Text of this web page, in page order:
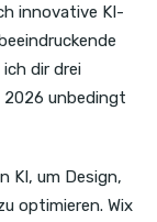
innovative KI-
dir drei
2026 unbedingt
KI, um Design,
optimieren. Wix